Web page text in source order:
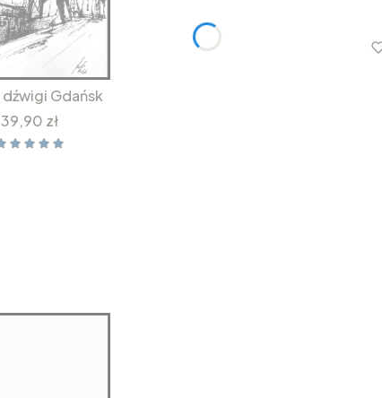
dźwigi Gdańsk
Cena
39,90 zł